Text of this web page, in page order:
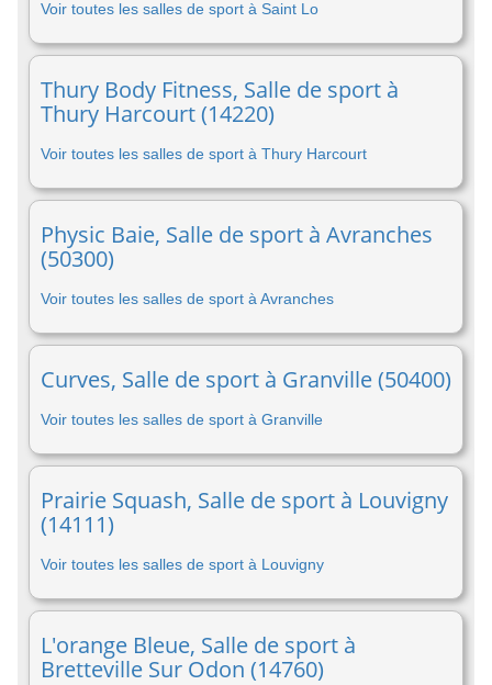
Voir toutes les salles de sport à Saint Lo
Thury Body Fitness, Salle de sport à
Thury Harcourt (14220)
Voir toutes les salles de sport à Thury Harcourt
Physic Baie, Salle de sport à Avranches
(50300)
Voir toutes les salles de sport à Avranches
Curves, Salle de sport à Granville (50400)
Voir toutes les salles de sport à Granville
Prairie Squash, Salle de sport à Louvigny
(14111)
Voir toutes les salles de sport à Louvigny
L'orange Bleue, Salle de sport à
Bretteville Sur Odon (14760)